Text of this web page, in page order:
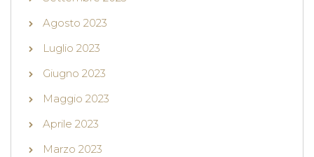
Agosto 2023
Luglio 2023
Giugno 2023
Maggio 2023
Aprile 2023
Marzo 2023